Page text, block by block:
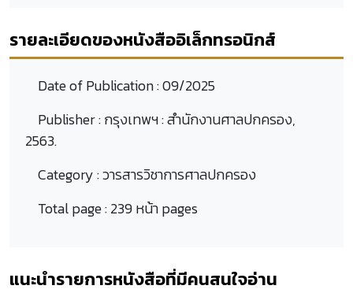
รายละเอียดของหนังสืออิเล็กทรอนิกส์
Date of Publication :09/2025
Publisher :กรุงเทพฯ : สำนักงานศาลปกครอง,
2563.
Category :วารสารวิชาการศาลปกครอง
Total page :239 หน้า pages
แนะนำรายการหนังสือที่มีคนสนใจอ่าน